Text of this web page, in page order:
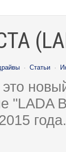
· Статьи ·
"LADA